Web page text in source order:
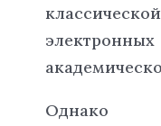
Однако